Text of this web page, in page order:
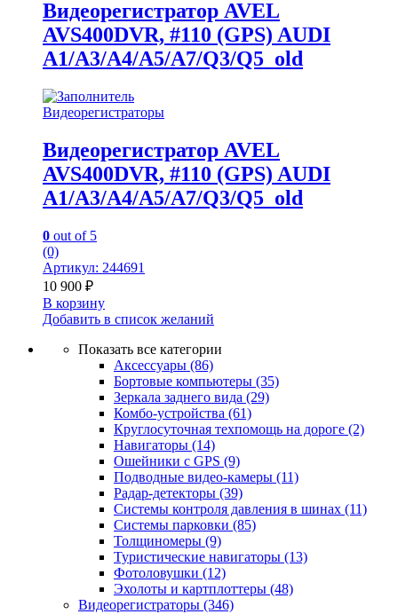
Видеорегистратор AVEL
AVS400DVR, #110 (GPS) AUDI
A1/A3/A4/A5/A7/Q3/Q5_old
Видеорегистраторы
Видеорегистратор AVEL
AVS400DVR, #110 (GPS) AUDI
A1/A3/A4/A5/A7/Q3/Q5_old
0 out of 5
(0)
Артикул: 244691
10 900 ₽
В корзину
Добавить в список желаний
Показать все категории
Аксессуары (86)
Бортовые компьютеры (35)
Зеркала заднего вида (29)
Комбо-устройства (61)
Круглосуточная техпомощь на дороге (2)
Навигаторы (14)
Ошейники с GPS (9)
Подводные видео-камеры (11)
Радар-детекторы (39)
Системы контроля давления в шинах (11)
Системы парковки (85)
Толщиномеры (9)
Туристические навигаторы (13)
Фотоловушки (12)
Эхолоты и картплоттеры (48)
Видеорегистраторы (346)